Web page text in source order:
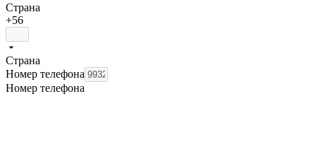
Страна
+56
Страна
Номер телефона
Номер телефона